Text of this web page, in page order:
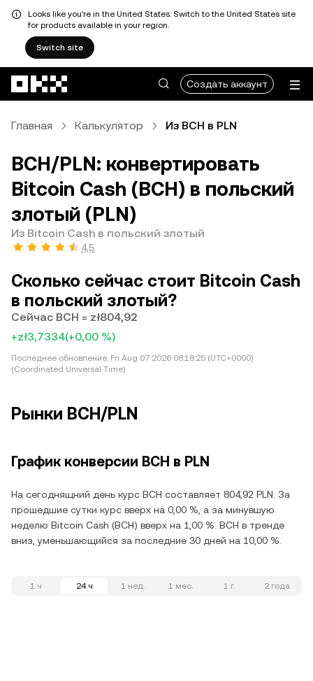
Looks like you're in the United States. Switch to the United States site
for products available in your region.
Switch site
Создать аккаунт
Главная Калькулятор Из BCH в PLN
BCH/PLN: конвертировать
Bitcoin Cash (BCH) в польский
злотый (PLN)
Из Bitcoin Cash в польский злотый
4,5
Сколько сейчас стоит Bitcoin Cash
в польский злотый?
Сейчас BCH = zł804,92
+zł3,7334(+0,00 %)
Последнее обновление: Fri Aug 07 2026 08:18:25 (UTC+0000)
(Coordinated Universal Time)
Рынки BCH/PLN
График конверсии BCH в PLN
На сегоднящний день курс BCH составляет 804,92 PLN. За
прошедшие сутки курс вверх на 0,00 %, а за минувшую
неделю Bitcoin Cash (BCH) вверх на 1,00 %. BCH в тренде
вниз, уменьшающийся за последние 30 дней на 10,00 %.
1 ч 24 ч 1 нед. 1 мес. 1 г. 2 года